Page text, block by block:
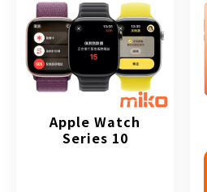
Apple Watch
Series 10